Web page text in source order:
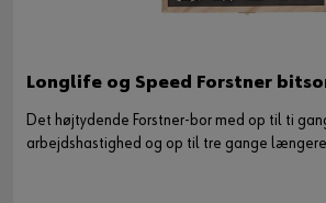
Longlife og Speed Forstner
Det højtydende Forstner-bor med op til ti
arbejdshastighed og op til tre gange